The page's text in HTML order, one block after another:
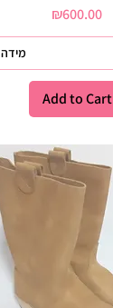
Price
₪600.00
מידה
Add to Cart